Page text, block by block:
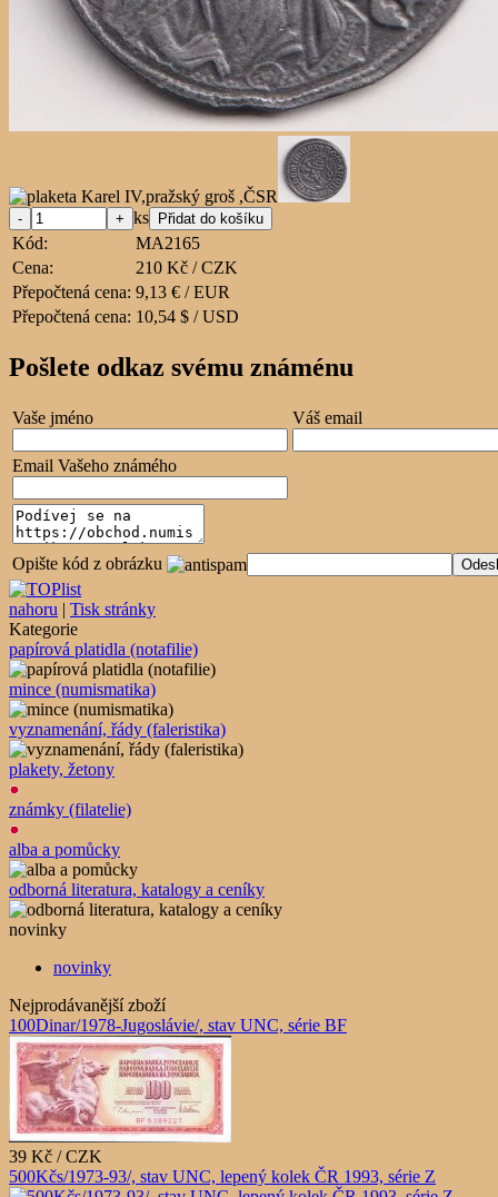
ks
Kód:
MA2165
Cena:
210 Kč / CZK
Přepočtená cena: 9,13 € / EUR
Přepočtená cena: 10,54 $ / USD
Pošlete odkaz svému známénu
Vaše jméno Váš email
Email Vašeho známého
Opište kód z obrázku
nahoru | Tisk stránky
Kategorie
papírová platidla (notafilie)
mince (numismatika)
vyznamenání, řády (faleristika)
plakety, žetony
známky (filatelie)
alba a pomůcky
odborná literatura, katalogy a ceníky
novinky
novinky
Nejprodávanější zboží
100Dinar/1978-Jugoslávie/, stav UNC, série BF
39 Kč / CZK
500Kčs/1973-93/, stav UNC, lepený kolek ČR 1993, série Z